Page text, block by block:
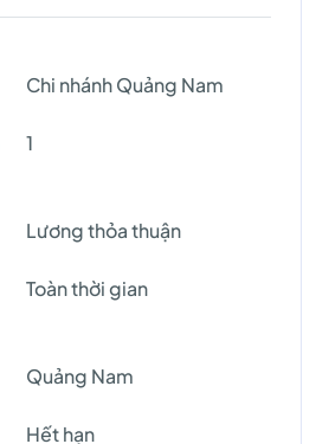
Chi nhánh Quảng Nam
1
Lương thỏa thuận
Toàn thời gian
Quảng Nam
Hết hạn